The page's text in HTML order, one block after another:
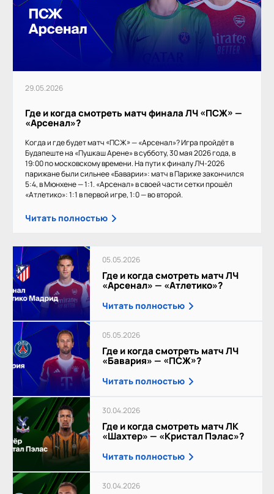
29.05.2026
Где и когда смотреть матч финала ЛЧ «ПСЖ» —
«Арсенал»?
Когда и где будет матч «ПСЖ» — «Арсенал»? Игра пройдёт в
Будапеште на «Пушкаш Арене» в субботу, 30 мая 2026 года, в
19:00 по московскому времени. На пути к финалу ЛЧ-2026
парижане были сильнее «Баварии»: матч в Париже закончился
5:4, в Мюнхене — 1:1. «Арсенал» в своей части сетки прошёл
«Атлетико»: 1:1 в первой игре, 1:0 — во второй.
Читать полностью
05.05.2026
Где и когда смотреть матч ЛЧ
«Арсенал» — «Атлетико»?
Читать полностью
05.05.2026
Где и когда смотреть матч ЛЧ
«Бавария» — «ПСЖ»?
Читать полностью
30.04.2026
Где и когда смотреть матч ЛК
«Шахтер» — «Кристал Пэлас»?
Читать полностью
30.04.2026